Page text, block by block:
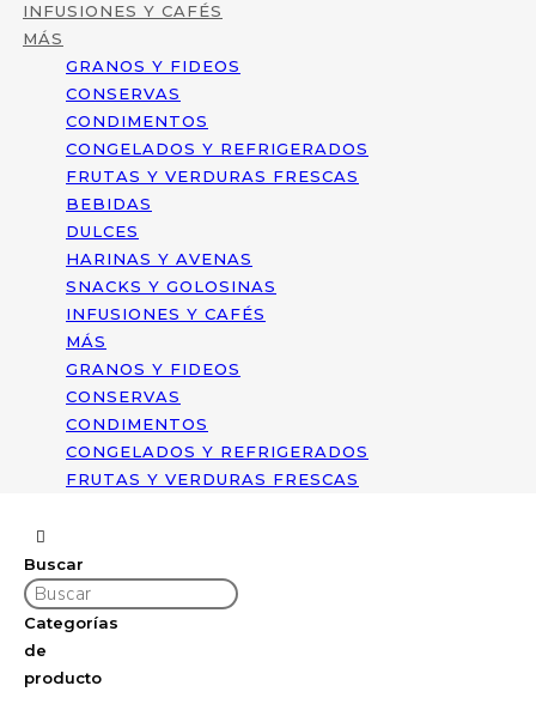
INFUSIONES Y CAFÉS
MÁS
GRANOS Y FIDEOS
CONSERVAS
CONDIMENTOS
CONGELADOS Y REFRIGERADOS
FRUTAS Y VERDURAS FRESCAS
BEBIDAS
DULCES
HARINAS Y AVENAS
SNACKS Y GOLOSINAS
INFUSIONES Y CAFÉS
MÁS
GRANOS Y FIDEOS
CONSERVAS
CONDIMENTOS
CONGELADOS Y REFRIGERADOS
FRUTAS Y VERDURAS FRESCAS
Buscar
Categorías
de
producto